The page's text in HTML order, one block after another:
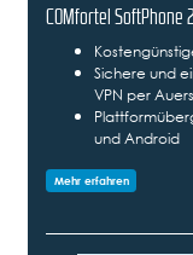
COMfortel SoftPhone 2
Sichere und
VPN per
und Android
Mehr erfahren